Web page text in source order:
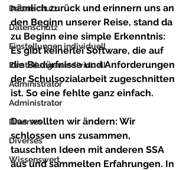
Datenschutz
Datenschutz
Einstellungen individuell
Einstellungen individuell
Administrator
Administrator
Diverses
Diverses
Wissenswert
nämlich zurück und erinnern uns an
den Beginn unserer Reise, stand da
zu Beginn eine simple Erkenntnis:
Es gibt keinerlei Software, die auf
die Bedürfnisse und Anforderungen
der Schulsozialarbeit zugeschnitten
ist. So eine fehlte ganz einfach.
Das wollten wir ändern: Wir
schlossen uns zusammen,
tauschten Ideen mit anderen SSA
aus und sammelten Erfahrungen. In